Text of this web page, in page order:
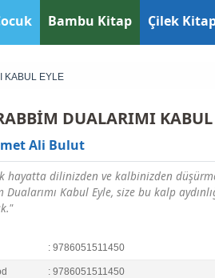
Bambu Kitap Çilek
KABUL EYLE
DUALARIMI KABUL
Ali Bulut
hayatta dilinizden ve kalbinizden
Dualarımı Kabul Eyle, size bu kalp
: 9786051511450
: 9786051511450